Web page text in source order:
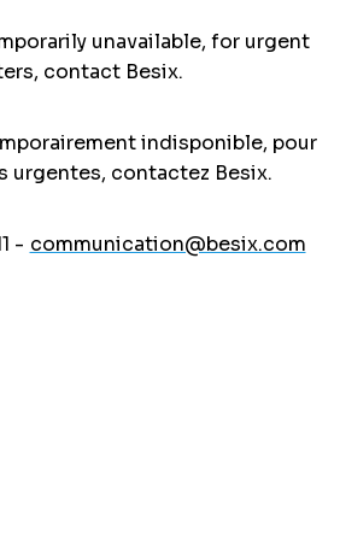
unavailable, for urgent
contact Besix.
indisponible, pour
urgentes, contactez Besix.
- communication@besix.com